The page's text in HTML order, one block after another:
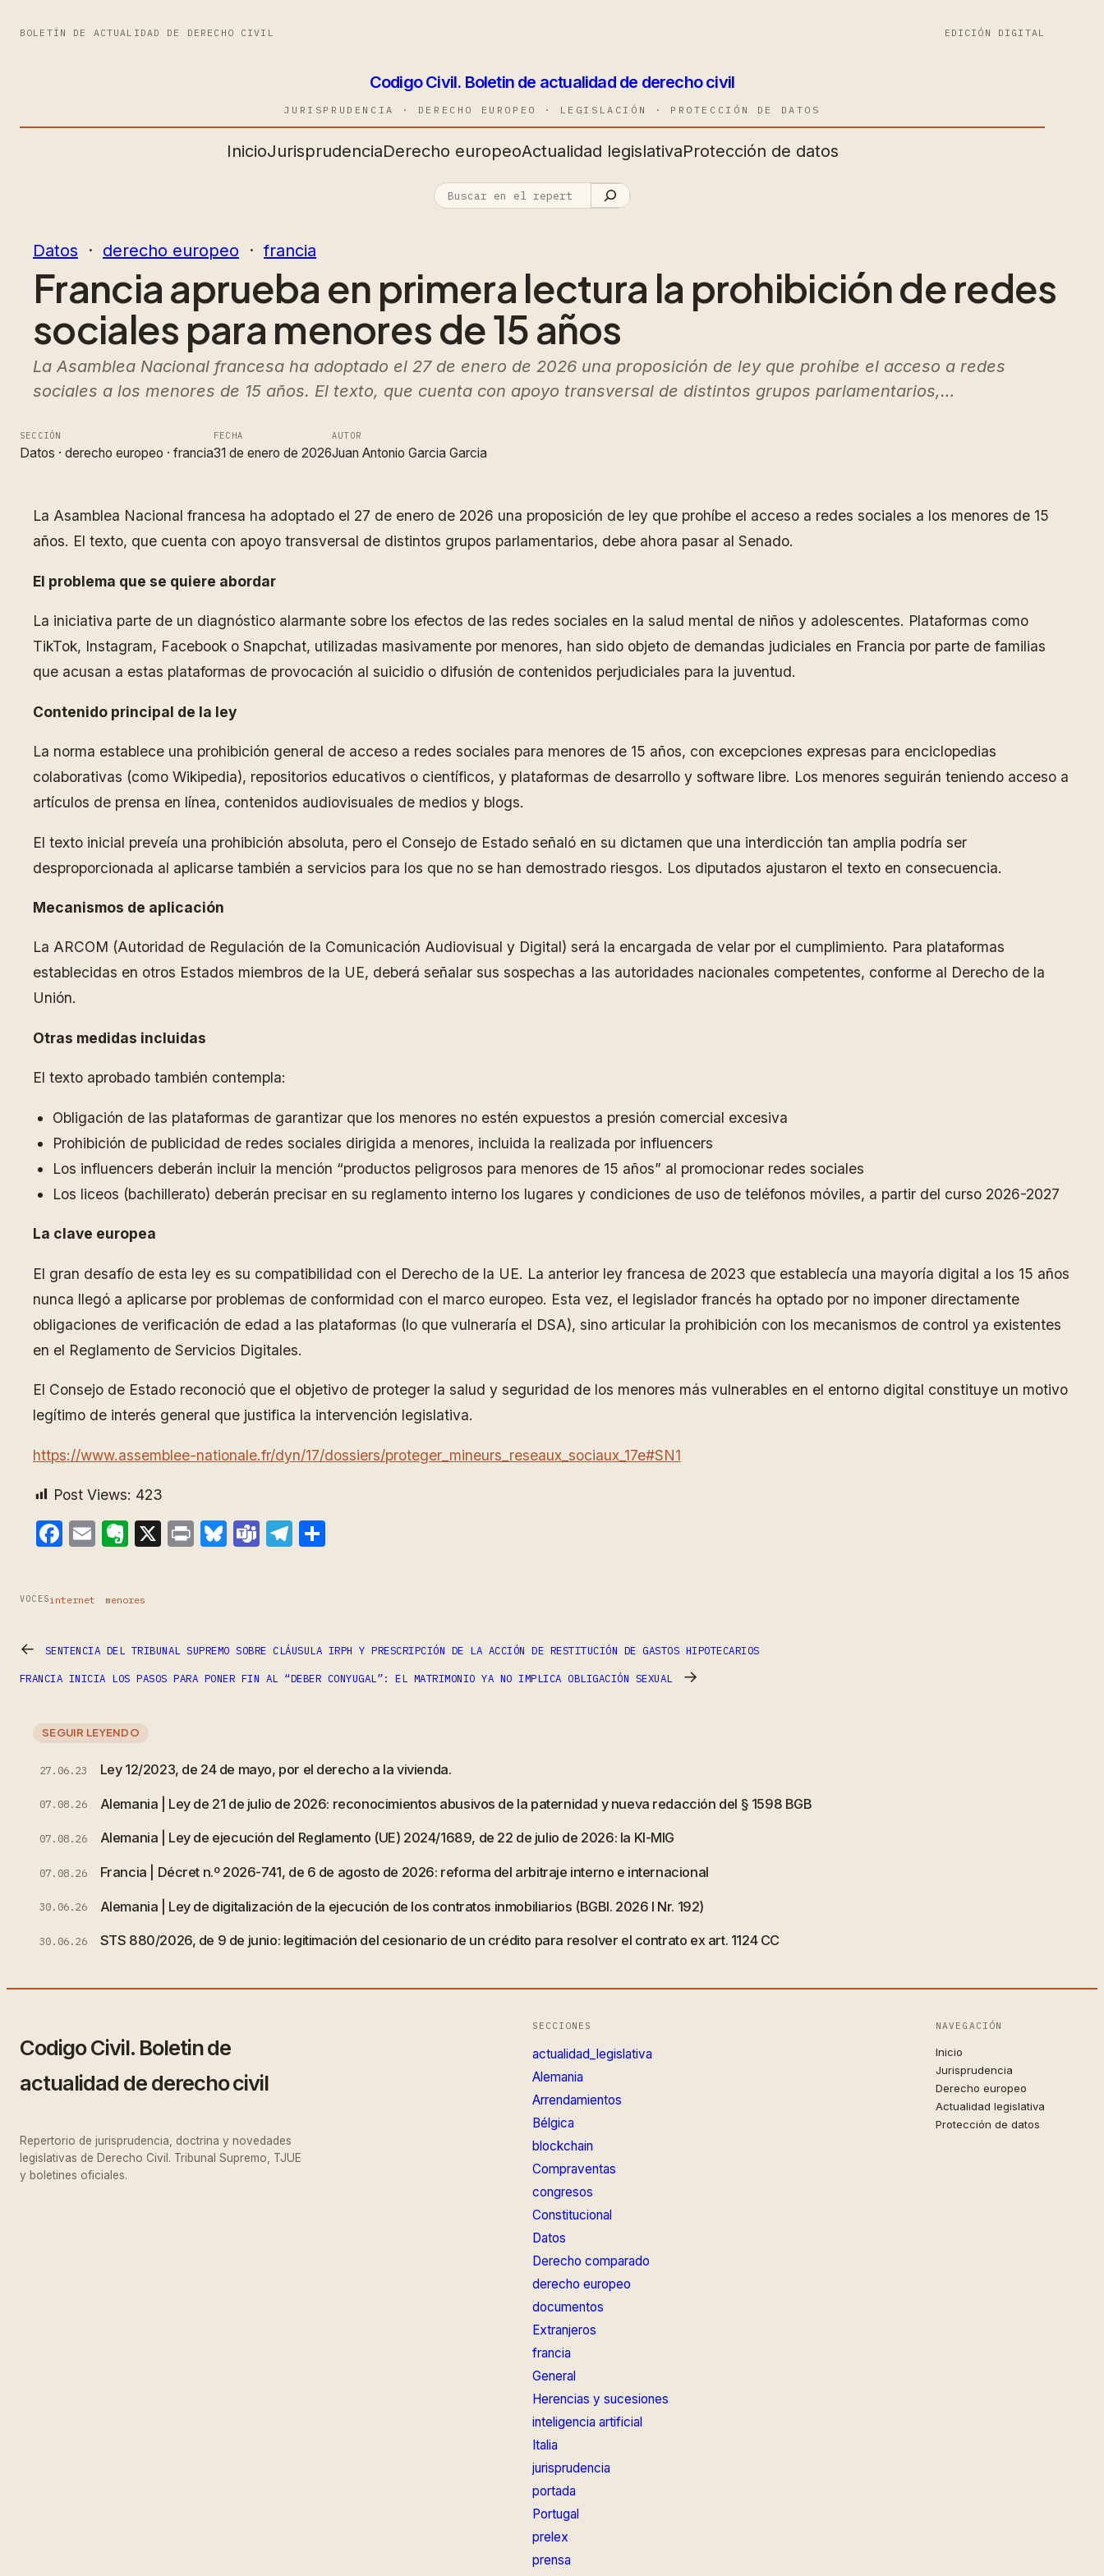
BOLETÍN DE ACTUALIDAD DE DERECHO CIVIL EDICIÓN DIGITAL
Codigo Civil. Boletin de actualidad de derecho civil
JURISPRUDENCIA · DERECHO EUROPEO · LEGISLACIÓN · PROTECCIÓN DE DATOS
InicioJurisprudenciaDerecho europeoActualidad legislativaProtección de datos
Datos
  ·
derecho europeo
  ·
francia
Francia aprueba en primera lectura la prohibición de redes
sociales para menores de 15 años
La Asamblea Nacional francesa ha adoptado el 27 de enero de 2026 una proposición de ley que prohíbe el acceso a redes
sociales a los menores de 15 años. El texto, que cuenta con apoyo transversal de distintos grupos parlamentarios,…
SECCIÓN
Datos · derecho europeo · francia
FECHA
31 de enero de 2026
AUTOR
Juan Antonio Garcia Garcia
La Asamblea Nacional francesa ha adoptado el 27 de enero de 2026 una proposición de ley que prohíbe el acceso a redes sociales a los menores de 15
años. El texto, que cuenta con apoyo transversal de distintos grupos parlamentarios, debe ahora pasar al Senado.
El problema que se quiere abordar
La iniciativa parte de un diagnóstico alarmante sobre los efectos de las redes sociales en la salud mental de niños y adolescentes. Plataformas como
TikTok, Instagram, Facebook o Snapchat, utilizadas masivamente por menores, han sido objeto de demandas judiciales en Francia por parte de familias
que acusan a estas plataformas de provocación al suicidio o difusión de contenidos perjudiciales para la juventud.
Contenido principal de la ley
La norma establece una prohibición general de acceso a redes sociales para menores de 15 años, con excepciones expresas para enciclopedias
colaborativas (como Wikipedia), repositorios educativos o científicos, y plataformas de desarrollo y software libre. Los menores seguirán teniendo acceso a
artículos de prensa en línea, contenidos audiovisuales de medios y blogs.
El texto inicial preveía una prohibición absoluta, pero el Consejo de Estado señaló en su dictamen que una interdicción tan amplia podría ser
desproporcionada al aplicarse también a servicios para los que no se han demostrado riesgos. Los diputados ajustaron el texto en consecuencia.
Mecanismos de aplicación
La ARCOM (Autoridad de Regulación de la Comunicación Audiovisual y Digital) será la encargada de velar por el cumplimiento. Para plataformas
establecidas en otros Estados miembros de la UE, deberá señalar sus sospechas a las autoridades nacionales competentes, conforme al Derecho de la
Unión.
Otras medidas incluidas
El texto aprobado también contempla:
Obligación de las plataformas de garantizar que los menores no estén expuestos a presión comercial excesiva
Prohibición de publicidad de redes sociales dirigida a menores, incluida la realizada por influencers
Los influencers deberán incluir la mención “productos peligrosos para menores de 15 años” al promocionar redes sociales
Los liceos (bachillerato) deberán precisar en su reglamento interno los lugares y condiciones de uso de teléfonos móviles, a partir del curso 2026-2027
La clave europea
El gran desafío de esta ley es su compatibilidad con el Derecho de la UE. La anterior ley francesa de 2023 que establecía una mayoría digital a los 15 años
nunca llegó a aplicarse por problemas de conformidad con el marco europeo. Esta vez, el legislador francés ha optado por no imponer directamente
obligaciones de verificación de edad a las plataformas (lo que vulneraría el DSA), sino articular la prohibición con los mecanismos de control ya existentes
en el Reglamento de Servicios Digitales.
El Consejo de Estado reconoció que el objetivo de proteger la salud y seguridad de los menores más vulnerables en el entorno digital constituye un motivo
legítimo de interés general que justifica la intervención legislativa.
https://www.assemblee-nationale.fr/dyn/17/dossiers/proteger_mineurs_reseaux_sociaux_17e#SN1
Post Views: 423
Facebook
EmailEvernote
X PrintBluesky
TeamsTelegram
VOCESinternet menores
← SENTENCIA DEL TRIBUNAL SUPREMO SOBRE CLÁUSULA IRPH Y PRESCRIPCIÓN DE LA ACCIÓN DE RESTITUCIÓN DE GASTOS HIPOTECARIOS
FRANCIA INICIA LOS PASOS PARA PONER FIN AL “DEBER CONYUGAL”: EL MATRIMONIO YA NO IMPLICA OBLIGACIÓN SEXUAL →
SEGUIR LEYENDO
27.06.23 Ley 12/2023, de 24 de mayo, por el derecho a la vivienda.
07.08.26 Alemania | Ley de 21 de julio de 2026: reconocimientos abusivos de la paternidad y nueva redacción del § 1598 BGB
07.08.26 Alemania | Ley de ejecución del Reglamento (UE) 2024/1689, de 22 de julio de 2026: la KI-MIG
07.08.26 Francia | Décret n.º 2026-741, de 6 de agosto de 2026: reforma del arbitraje interno e internacional
30.06.26 Alemania | Ley de digitalización de la ejecución de los contratos inmobiliarios (BGBl. 2026 I Nr. 192)
30.06.26 STS 880/2026, de 9 de junio: legitimación del cesionario de un crédito para resolver el contrato ex art. 1124 CC
Codigo Civil. Boletin de
actualidad de derecho civil
Repertorio de jurisprudencia, doctrina y novedades
legislativas de Derecho Civil. Tribunal Supremo, TJUE
y boletines oficiales.
SECCIONES
actualidad_legislativa
Alemania
Arrendamientos
Bélgica
blockchain
Compraventas
congresos
Constitucional
Datos
Derecho comparado
derecho europeo
documentos
Extranjeros
francia
General
Herencias y sucesiones
inteligencia artificial
Italia
jurisprudencia
portada
Portugal
prelex
prensa
NAVEGACIÓN
Inicio
Jurisprudencia
Derecho europeo
Actualidad legislativa
Protección de datos